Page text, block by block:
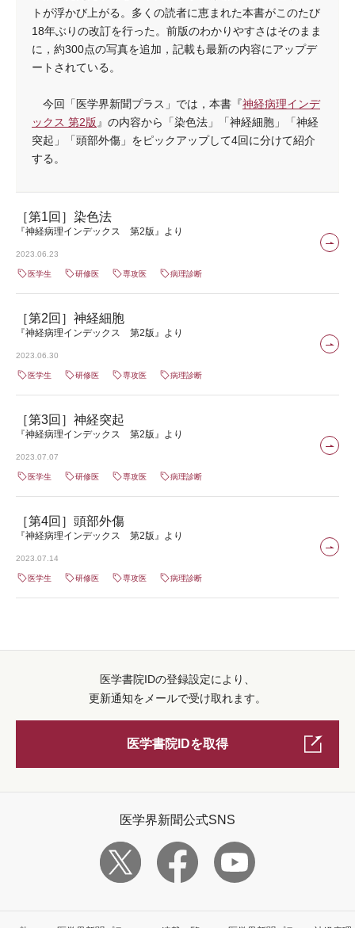
トが浮かび上がる。多くの読者に恵まれた本書がこのたび
18年ぶりの改訂を行った。前版のわかりやすさはそのまま
に，約300点の写真を追加，記載も最新の内容にアップデ
ートされている。
今回「医学界新聞プラス」では，本書『神経病理インデ
ックス 第2版 』の内容から「染色法」「神経細胞」「神経
突起」「頭部外傷」をピックアップして4回に分けて紹介
する。
［第1回］染色法
『神経病理インデックス 第2版』より
2023.06.23
医学生 研修医 専攻医 病理診断
［第2回］神経細胞
『神経病理インデックス 第2版』より
2023.06.30
医学生 研修医 専攻医 病理診断
［第3回］神経突起
『神経病理インデックス 第2版』より
2023.07.07
医学生 研修医 専攻医 病理診断
［第4回］頭部外傷
『神経病理インデックス 第2版』より
2023.07.14
医学生 研修医 専攻医 病理診断
医学書院IDの登録設定により、
更新通知をメールで受け取れます。
医学書院IDを取得
医学界新聞公式SNS